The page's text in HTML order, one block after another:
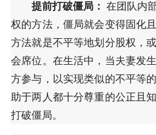
提前打破僵局： 在团队内
权的方法，僵局就会变得固化
方法就是不平等地划分股权，
会席位。在生活中，当夫妻发
方参与，以实现类似的不平等
助于两人都十分尊重的公正且
打破僵局。